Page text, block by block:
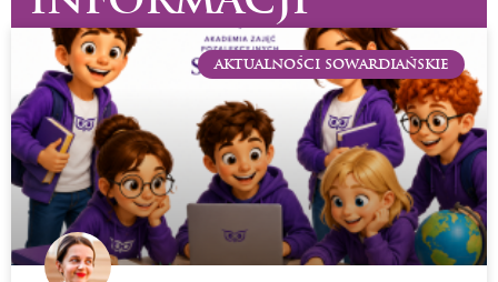
AKTUALNOŚCI SOWARDIAŃSKIE